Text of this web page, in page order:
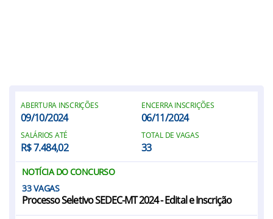
ABERTURA INSCRIÇÕES
09/10/2024
ENCERRA INSCRIÇÕES
06/11/2024
SALÁRIOS ATÉ
R$ 7.484,02
TOTAL DE VAGAS
33
NOTÍCIA DO CONCURSO
33
Processo Seletivo SEDEC-MT 2024 - Edital e Inscrição